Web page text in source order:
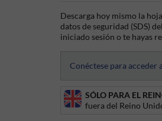
Descarga hoy mismo la
datos de seguridad (SDS)
iniciado sesión o te hayas
Conéctese para acceder
SÓLO PARA EL
fuera del Reino